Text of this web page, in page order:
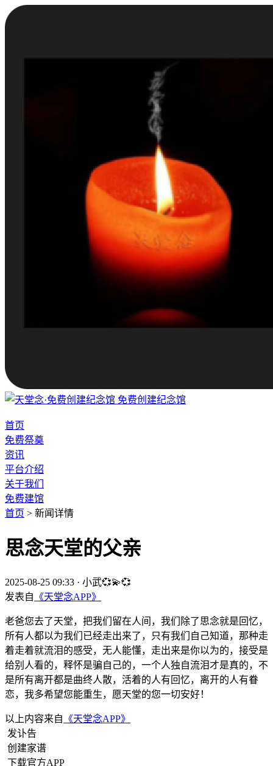
免费创建纪念馆
首页
免费祭奠
资讯
平台介绍
关于我们
免费建馆
首页 > 新闻详情
思念天堂的父亲
2025-08-25 09:33 · 小武💞💫💞
发表自 《天堂念APP》
老爸您去了天堂，把我们留在人间，我们除了思念就是回忆，
所有人都以为我们已经走出来了，只有我们自己知道，那种走
着走着就流泪的感受，无人能懂，走出来是你以为的，接受是
给别人看的，释怀是骗自己的，一个人独自流泪才是真的，不
是所有离开都是曲终人散，活着的人有回忆，离开的人有眷
恋，我多希望您能重生，愿天堂的您一切安好！
以上内容来自 《天堂念APP》
发讣告
创建家谱
下载官方APP